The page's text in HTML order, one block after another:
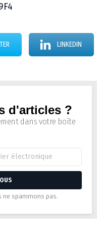
LINKEDIN
d'articles ?
dans votre boîte
ne spammons pas.